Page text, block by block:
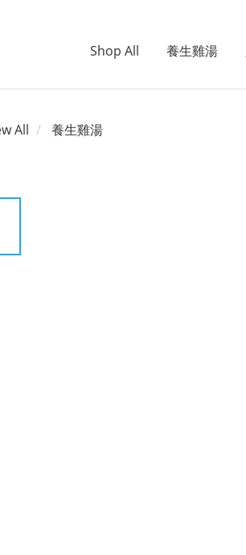
Shop All 養生雞湯
All 養生雞湯